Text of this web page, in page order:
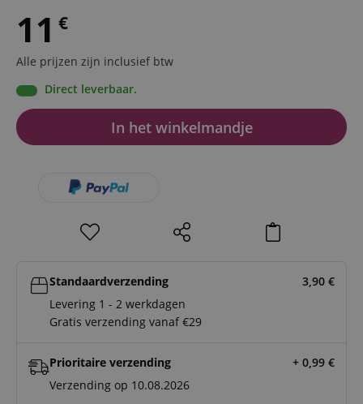
11 €
Alle prijzen zijn inclusief btw
Direct leverbaar.
In het winkelmandje
Standaardverzending 3,90 €
Levering 1 - 2 werkdagen
Gratis verzending vanaf €29
Prioritaire verzending + 0,99 €
Verzending op 10.08.2026